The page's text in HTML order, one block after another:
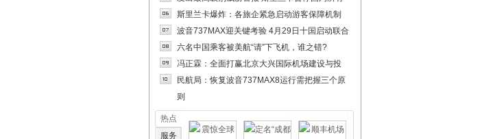
斯里兰卡爆炸：各旅企紧急启动游客保障机制
波音737MAX迎关键考验 4月29日十国启动联合
六名中国乘客被美航“请”下飞机，谁之错?
冯正霖：全面打赢北京大兴国际机场建设与投
民航局：恢复波音737MAX8运行需把握三个原
则
热点
服务